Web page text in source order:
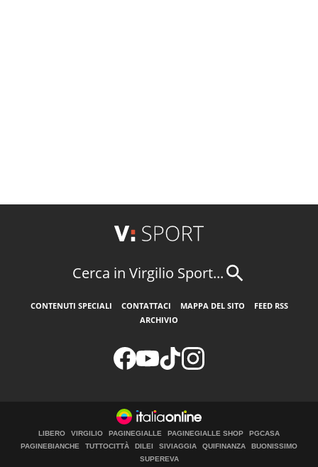
Cerca in Virgilio Sport...
CONTENUTI SPECIALI CONTATTACI MAPPA DEL SITO
FEED RSS
ARCHIVIO
LIBERO VIRGILIO PAGINEGIALLE PAGINEGIALLE SHOP
PGCASA
PAGINEBIANCHE
TUTTOCITTÀ DILEI SIVIAGGIA QUIFINANZA
BUONISSIMO
SUPEREVA